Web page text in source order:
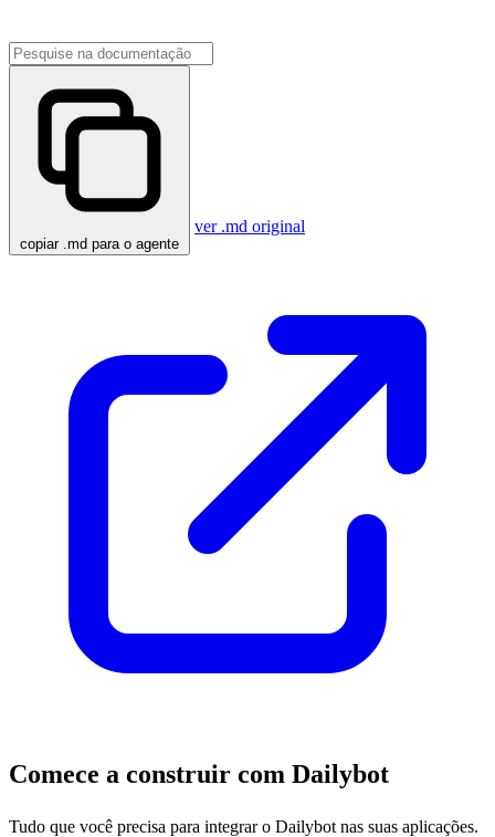
copiar .md para o agente
ver .md original
Comece a construir com Dailybot
Tudo que você precisa para integrar o Dailybot nas suas aplicações.